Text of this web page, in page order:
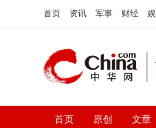
首页 资讯 军事 财经
首页 原创 文章